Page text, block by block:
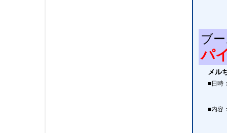
ブ
パ
メル
■日時
■内容